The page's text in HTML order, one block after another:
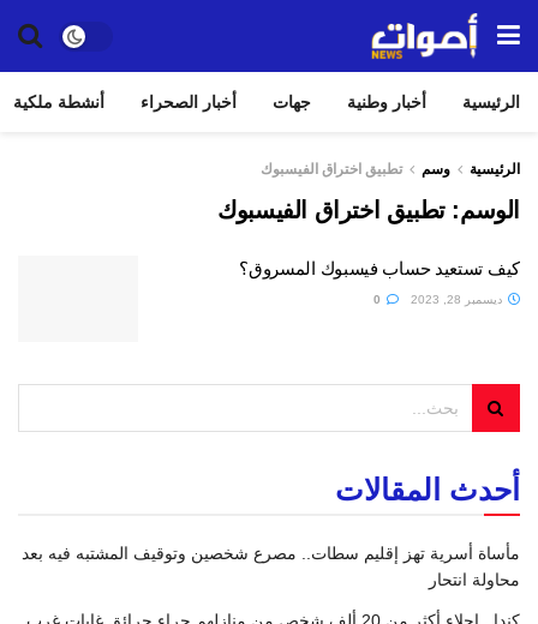
الرئيسية أخبار وطنية جهات أخبار الصحراء أنشطة ملكية
الرئيسية وسم تطبيق اختراق الفيسبوك
الوسم:تطبيق اختراق الفيسبوك
كيف تستعيد حساب فيسبوك المسروق؟
ديسمبر 28, 2023
أحدث المقالات
مأساة أسرية تهز إقليم سطات.. مصرع شخصين وتوقيف المشتبه فيه بعد
محاولة انتحار
كندا.. إجلاء أكثر من 20 ألف شخص من منازلهم جراء حرائق غابات غرب